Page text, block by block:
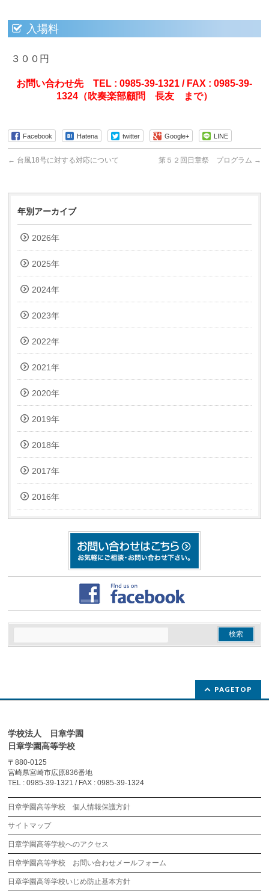
入場料
３００円
お問い合わせ先 TEL : 0985-39-1321 / FAX : 0985-39-
1324（吹奏楽部顧問 長友 まで）
Facebook Hatena twitter Google+ LINE
← 台風18号に対する対応について 第５２回日章祭 プログラム →
年別アーカイブ
2026年
2025年
2024年
2023年
2022年
2021年
2020年
2019年
2018年
2017年
2016年
PAGETOP
学校法人 日章学園
日章学園高等学校
〒880-0125
宮崎県宮崎市広原836番地
TEL : 0985-39-1321 / FAX : 0985-39-1324
日章学園高等学校 個人情報保護方針
サイトマップ
日章学園高等学校へのアクセス
日章学園高等学校 お問い合わせメールフォーム
日章学園高等学校いじめ防止基本方針